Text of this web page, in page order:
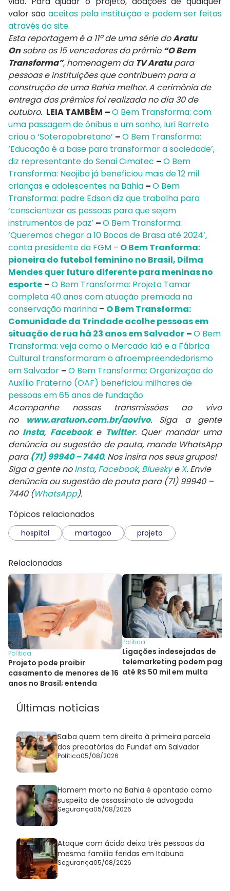
valor são aceitas pela instituição e podem ser feitas
através do site.
Esta reportagem é a 11ª de uma série doAratu
Onsobre os 15 vencedores do prêmio “O Bem
Transforma”, homenagem da TV Aratupara
pessoas e instituições que contribuem para a
construção de uma Bahia melhor. A cerimônia de
entrega dos prêmios foi realizada no dia 30 de
outubro. LEIA TAMBÉM –O Bem Transforma: com
uma passagem de ônibus e um sonho, Iuri Barreto
criou o ‘Soteropobretano’ –O Bem Transforma:
‘Educação é a base para transformar a sociedade’,
diz representante do Senai Cimatec –O Bem
Transforma: Neojiba já beneficiou mais de 12 mil
crianças e adolescentes na Bahia –O Bem
Transforma: padre Edson diz que trabalha para
‘conscientizar as pessoas para que sejam
instrumentos de paz’ –O Bem Transforma:
‘Queremos chegar a 10 Bocas de Brasa até 2024’,
conta presidente da FGM – O Bem Tranforma:
pioneira do futebol feminino no Brasil, Dilma
Mendes quer futuro diferente para meninas no
esporte –O Bem Transforma: Projeto Tamar
completa 40 anos com atuação premiada na
conservação marinha – O Bem Transforma:
Comunidade da Trindade acolhe pessoas em
situação de rua há 23 anos em Salvador –O Bem
Transforma: veja como o Mercado Iaô e a Fábrica
Cultural transformaram o afroempreendedorismo
em Salvador –O Bem Transforma: Organização do
Auxílio Fraterno (OAF) beneficiou milhares de
pessoas em 65 anos de fundação
Acompanhe nossas transmissões ao vivo
no
www.aratuon.com.br/aovivo. Siga a gente
no Insta, Facebooke Twitter. Quer mandar uma
denúncia ou sugestão de pauta, mande WhatsApp
para (71) 99940 – 7440. Nos insira nos seus grupos!
Siga a gente noInsta, Facebook, BlueskyeX. Envie
denúncia ou sugestão de pauta para (71) 99940 –
7440 (WhatsApp).
Tópicos relacionados
hospital martagao projeto
Relacionadas
Política
Projeto pode proibir
casamento de menores de 16
anos no Brasil; entenda
Política
Ligações indesejadas de
telemarketing podem pagar
até R$ 50 mil em multa
Últimas notícias
Saiba quem tem direito à primeira parcela
dos precatórios do Fundef em Salvador
Política05/08/2026
Homem morto na Bahia é apontado como
suspeito de assassinato de advogada
Segurança05/08/2026
Ataque com ácido deixa três pessoas da
mesma família feridas em Itabuna
Segurança05/08/2026